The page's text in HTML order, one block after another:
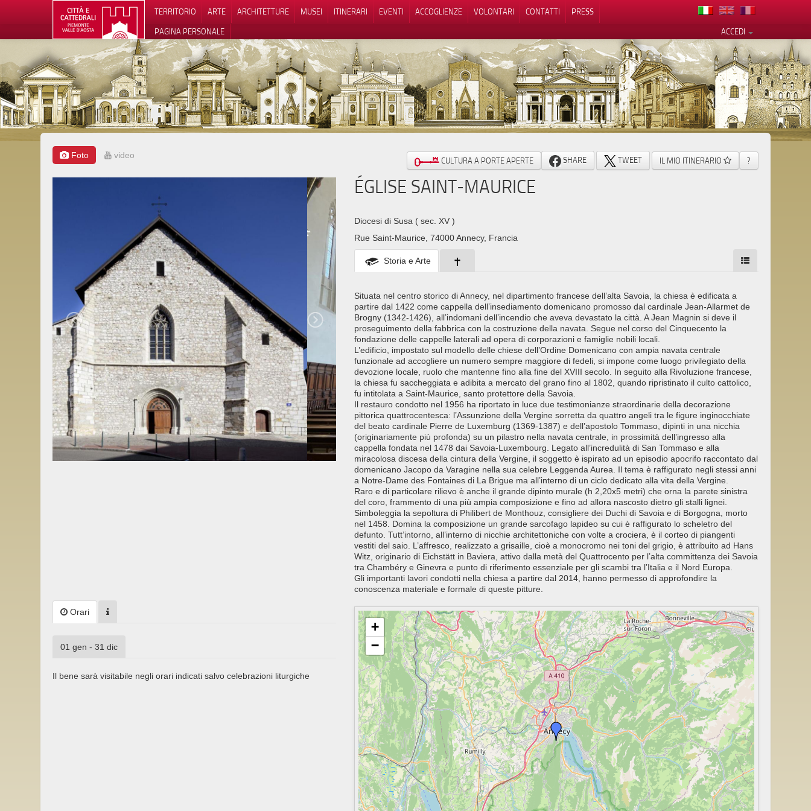
TERRITORIO ARTE ARCHITETTURE MUSEI ITINERARI EVENTI ACCOGLIENZE VOLONTARI CONTATTI
PRESS
ACCEDI
PAGINA PERSONALE
Foto video CULTURA A PORTE APERTE SHARE TWEET IL MIO ITINERARIO ?
ÉGLISE SAINT-MAURICE
Diocesi di Susa ( sec. XV )
Rue Saint-Maurice, 74000 Annecy, Francia
Storia e Arte
Situata nel centro storico di Annecy, nel dipartimento francese dell’alta Savoia, la chiesa è edificata a
partire dal 1422 come cappella dell’insediamento domenicano promosso dal cardinale Jean-Allarmet de
Brogny (1342-1426), all’indomani dell’incendio che aveva devastato la città. A Jean Magnin si deve il
proseguimento della fabbrica con la costruzione della navata. Segue nel corso del Cinquecento la
fondazione delle cappelle laterali ad opera di corporazioni e famiglie nobili locali.
L’edificio, impostato sul modello delle chiese dell’Ordine Domenicano con ampia navata centrale
funzionale ad accogliere un numero sempre maggiore di fedeli, si impone come luogo privilegiato della
devozione locale, ruolo che mantenne fino alla fine del XVIII secolo. In seguito alla Rivoluzione francese,
la chiesa fu saccheggiata e adibita a mercato del grano fino al 1802, quando ripristinato il culto cattolico,
fu intitolata a Saint-Maurice, santo protettore della Savoia.
Il restauro condotto nel 1956 ha riportato in luce due testimonianze straordinarie della decorazione
pittorica quattrocentesca: l’Assunzione della Vergine sorretta da quattro angeli tra le figure inginocchiate
del beato cardinale Pierre de Luxemburg (1369-1387) e dell’apostolo Tommaso, dipinti in una nicchia
(originariamente più profonda) su un pilastro nella navata centrale, in prossimità dell’ingresso alla
cappella fondata nel 1478 dai Savoia-Luxembourg. Legato all’incredulità di San Tommaso e alla
miracolosa discesa della cintura della Vergine, il soggetto è ispirato ad un episodio apocrifo raccontato dal
domenicano Jacopo da Varagine nella sua celebre Leggenda Aurea. Il tema è raffigurato negli stessi anni
a Notre-Dame des Fontaines di La Brigue ma all’interno di un ciclo dedicato alla vita della Vergine.
Raro e di particolare rilievo è anche il grande dipinto murale (h 2,20x5 metri) che orna la parete sinistra
del coro, frammento di una più ampia composizione e fino ad allora nascosto dietro gli stalli lignei.
Simboleggia la sepoltura di Philibert de Monthouz, consigliere dei Duchi di Savoia e di Borgogna, morto
nel 1458. Domina la composizione un grande sarcofago lapideo su cui è raffigurato lo scheletro del
defunto. Tutt’intorno, all’interno di nicchie architettoniche con volte a crociera, è il corteo di piangenti
vestiti del saio. L’affresco, realizzato a grisaille, cioè a monocromo nei toni del grigio, è attribuito ad Hans
Witz, originario di Eichstätt in Baviera, attivo dalla metà del Quattrocento per l’alta committenza dei Savoia
tra Chambéry e Ginevra e punto di riferimento essenziale per gli scambi tra l’Italia e il Nord Europa.
Gli importanti lavori condotti nella chiesa a partire dal 2014, hanno permesso di approfondire la
conoscenza materiale e formale di queste pitture.
Orari
01 gen - 31 dic
Il bene sarà visitabile negli orari indicati salvo celebrazioni liturgiche
+
−
Le tue preferenze relative alla privacy